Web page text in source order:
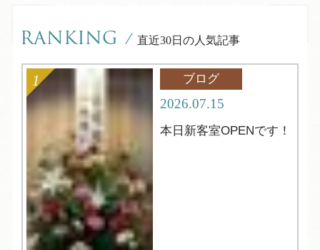
RANKING / 直近30日の人気記事
ブログ
2026.07.15
本日新客室OPENです！